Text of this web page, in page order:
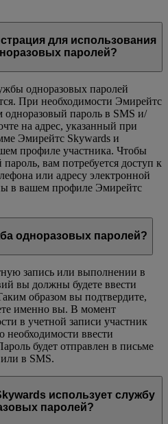
для использования
паролей?
одноразовых паролей
При необходимости Эмирейтс
одноразовый пароль в SMS и/
на адрес, указанный при
Эмирейтс Skywards и
профиле участника. Чтобы
вам потребуется доступ к
или адресу электронной
в вашем профиле Эмирейтс
одноразовых паролей?
запись или выполнении в
вы должны будете ввести
образом вы подтвердите,
именно вы. В момент
в учетной записи участник
необходимости ввести
будет отправлен в письме
в SMS.
использует службу
паролей?